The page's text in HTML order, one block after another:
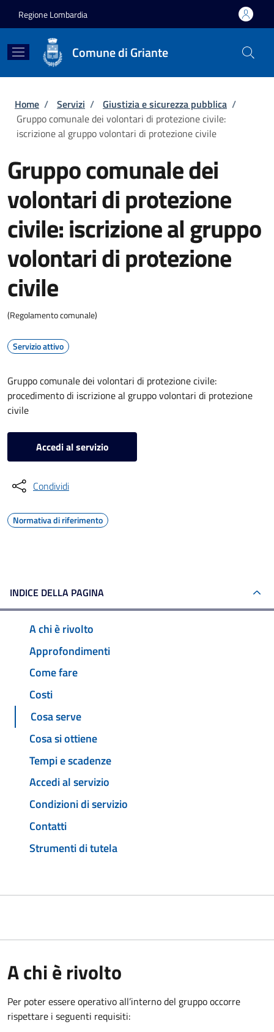
Regione Lombardia
Comune di Griante
Briciole di pane
Home / Servizi / Giustizia e sicurezza pubblica /
Gruppo comunale dei volontari di protezione civile:
iscrizione al gruppo volontari di protezione civile
Gruppo comunale dei
volontari di protezione
civile: iscrizione al gruppo
volontari di protezione
civile
(Regolamento comunale)
Servizio attivo
Gruppo comunale dei volontari di protezione civile:
procedimento di iscrizione al gruppo volontari di protezione
civile
Accedi al servizio
Condividi
Normativa di riferimento
INDICE DELLA PAGINA
A chi è rivolto
Approfondimenti
Come fare
Costi
Cosa serve
Cosa si ottiene
Tempi e scadenze
Accedi al servizio
Condizioni di servizio
Contatti
Strumenti di tutela
A chi è rivolto
Per poter essere operativo all’interno del gruppo occorre
rispettare i seguenti requisiti: